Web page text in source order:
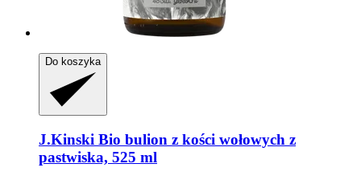
Do koszyka
J.Kinski Bio bulion z kości wołowych z
pastwiska, 525 ml